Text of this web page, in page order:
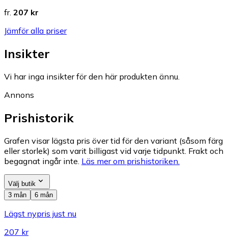
fr. 207 kr
Jämför alla priser
Insikter
Vi har inga insikter för den här produkten ännu.
Annons
Prishistorik
Grafen visar lägsta pris över tid för den variant (såsom färg
eller storlek) som varit billigast vid varje tidpunkt. Frakt och
begagnat ingår inte. Läs mer om prishistoriken.
Välj butik
3 mån
6 mån
Lägst nypris just nu
207 kr